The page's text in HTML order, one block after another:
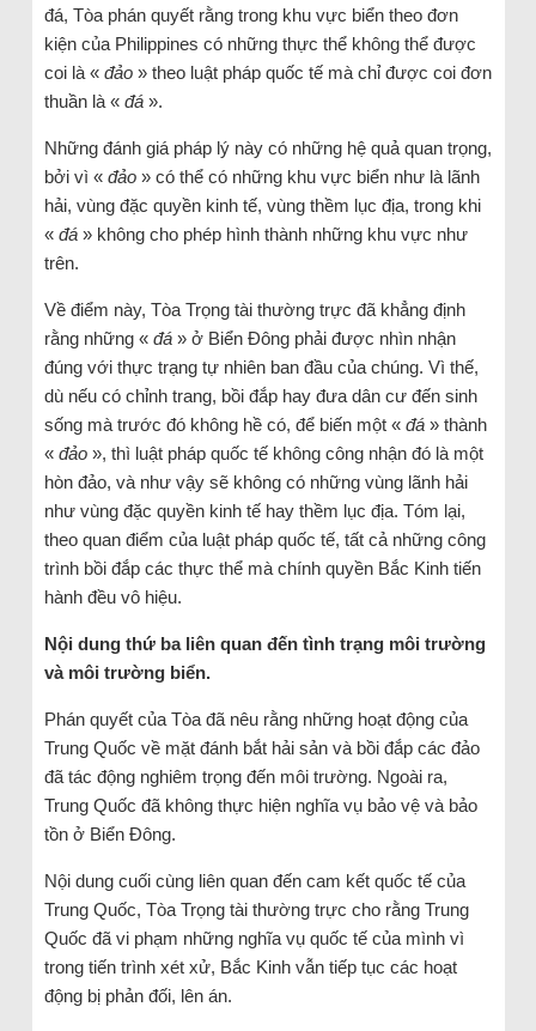
đá, Tòa phán quyết rằng trong khu vực biển theo đơn
kiện của Philippines có những thực thể không thể được
coi là « đảo» theo luật pháp quốc tế mà chỉ được coi đơn
thuần là « đá».
Những đánh giá pháp lý này có những hệ quả quan trọng,
bởi vì « đảo» có thể có những khu vực biển như là lãnh
hải, vùng đặc quyền kinh tế, vùng thềm lục địa, trong khi
« đá» không cho phép hình thành những khu vực như
trên.
Về điểm này, Tòa Trọng tài thường trực đã khẳng định
rằng những « đá» ở Biển Đông phải được nhìn nhận
đúng với thực trạng tự nhiên ban đầu của chúng. Vì thế,
dù nếu có chỉnh trang, bồi đắp hay đưa dân cư đến sinh
sống mà trước đó không hề có, để biến một « đá» thành
« đảo», thì luật pháp quốc tế không công nhận đó là một
hòn đảo, và như vậy sẽ không có những vùng lãnh hải
như vùng đặc quyền kinh tế hay thềm lục địa. Tóm lại,
theo quan điểm của luật pháp quốc tế, tất cả những công
trình bồi đắp các thực thể mà chính quyền Bắc Kinh tiến
hành đều vô hiệu.
Nội dung thứ ba liên quan đến tình trạng môi trường
và môi trường biển.
Phán quyết của Tòa đã nêu rằng những hoạt động của
Trung Quốc về mặt đánh bắt hải sản và bồi đắp các đảo
đã tác động nghiêm trọng đến môi trường. Ngoài ra,
Trung Quốc đã không thực hiện nghĩa vụ bảo vệ và bảo
tồn ở Biển Đông.
Nội dung cuối cùng liên quan đến cam kết quốc tế của
Trung Quốc, Tòa Trọng tài thường trực cho rằng Trung
Quốc đã vi phạm những nghĩa vụ quốc tế của mình vì
trong tiến trình xét xử, Bắc Kinh vẫn tiếp tục các hoạt
động bị phản đối, lên án.